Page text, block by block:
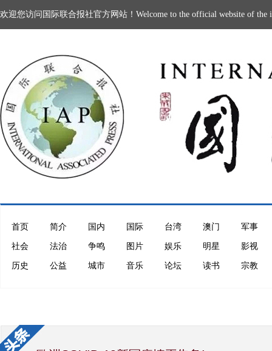
欢迎您访问国际联合报社官方网站！Welcome to the official website of the
首页 简介 国内 国际 台湾 澳门 军事
社会 法治 争鸣 图片 娱乐 明星 影视
历史 公益 城市 音乐 论坛 读书 宗教